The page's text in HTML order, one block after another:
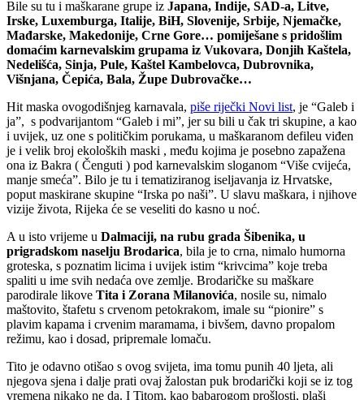
Bile su tu i maškarane grupe iz Japana, Indije, SAD-a, Litve,
Irske, Luxemburga, Italije, BiH, Slovenije, Srbije, Njemačke,
Mađarske, Makedonije, Crne Gore… pomiješane s pridošlim
domaćim karnevalskim grupama iz Vukovara, Donjih Kaštela,
Nedelišća, Sinja, Pule, Kaštel Kambelovca, Dubrovnika,
Višnjana, Čepića, Bala, Župe Dubrovačke…
Hit maska ovogodišnjeg karnavala, piše riječki Novi list, je “Galeb i
ja”, s podvarijantom “Galeb i mi”, jer su bili u čak tri skupine, a kao
i uvijek, uz one s političkim porukama, u maškaranom defileu viđen
je i velik broj ekoloških maski , među kojima je posebno zapažena
ona iz Bakra ( Čenguti ) pod karnevalskim sloganom “Više cvijeća,
manje smeća”. Bilo je tu i tematiziranog iseljavanja iz Hrvatske,
poput maskirane skupine “Irska po naši”. U slavu maškara, i njihove
vizije života, Rijeka će se veseliti do kasno u noć.
A u isto vrijeme u Dalmaciji, na rubu grada Šibenika, u
prigradskom naselju Brodarica, bila je to crna, nimalo humorna
groteska, s poznatim licima i uvijek istim “krivcima” koje treba
spaliti u ime svih nedaća ove zemlje. Brodaričke su maškare
parodirale likove Tita i Zorana Milanovića, nosile su, nimalo
maštovito, štafetu s crvenom petokrakom, imale su “pionire” s
plavim kapama i crvenim maramama, i bivšem, davno propalom
režimu, kao i dosad, pripremale lomaču.
Tito je odavno otišao s ovog svijeta, ima tomu punih 40 ljeta, ali
njegova sjena i dalje prati ovaj žalostan puk brodarički koji se iz tog
vremena nikako ne da. I Titom, kao babarogom prošlosti, plaši